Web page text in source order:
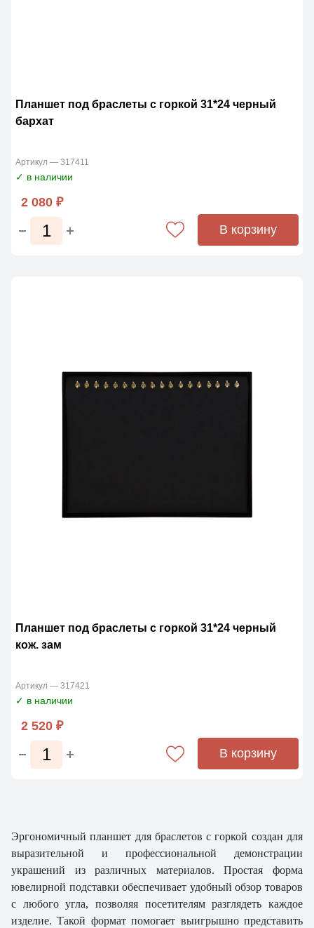
Планшет под браслеты с горкой 31*24 черный
бархат
Артикул — 317411
✓ в наличии
2 080 ₽
В корзину
Планшет под браслеты с горкой 31*24 черный
кож. зам
Артикул — 317421
✓ в наличии
2 520 ₽
В корзину
Эргономичный планшет для браслетов с горкой создан для
выразительной и профессиональной демонстрации
украшений из различных материалов. Простая форма
ювелирной подставки обеспечивает удобный обзор товаров
с любого угла, позволяя посетителям разглядеть каждое
изделие. Такой формат помогает выигрышно представить